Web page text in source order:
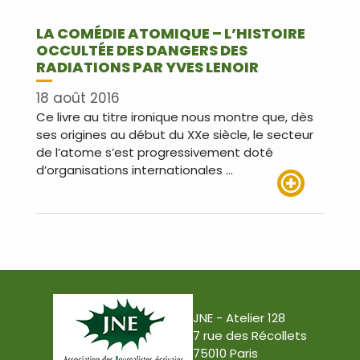
LA COMÉDIE ATOMIQUE – L’HISTOIRE
OCCULTÉE DES DANGERS DES
RADIATIONS PAR YVES LENOIR
18 août 2016
Ce livre au titre ironique nous montre que, dès
ses origines au début du XXe siècle, le secteur
de l’atome s’est progressivement doté
d’organisations internationales …
JNE - Atelier 128
7 rue des Récollets
75010 Paris